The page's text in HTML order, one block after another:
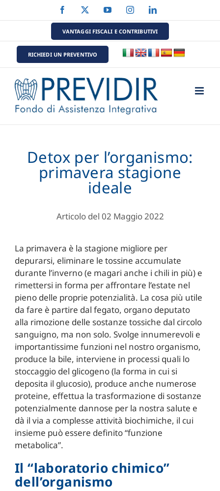
al
Facebook YouTubeInstagramLinkedIn
VANTAGGI FISCALI E CONTRIBUTIVI
RICHIEDI UN PREVENTIVO
Detox per l’organismo:
primavera stagione
ideale
Articolo del 02 Maggio 2022
La primavera è la stagione migliore per
depurarsi, eliminare le tossine accumulate
durante l’inverno (e magari anche i chili in più) e
rimettersi in forma per affrontare l’estate nel
pieno delle proprie potenzialità. La cosa più utile
da fare è partire dal fegato, organo deputato
alla rimozione delle sostanze tossiche dal circolo
sanguigno, ma non solo. Svolge innumerevoli e
importantissime funzioni nel nostro organismo,
produce la bile, interviene in processi quali lo
stoccaggio del glicogeno (la forma in cui si
deposita il glucosio), produce anche numerose
proteine, effettua la trasformazione di sostanze
potenzialmente dannose per la nostra salute e
dà il via a complesse attività biochimiche, il cui
insieme può essere definito “funzione
metabolica”.
Il “laboratorio chimico”
dell’organismo